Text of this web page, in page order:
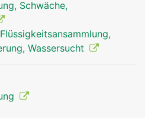
Schwäche,
Wassersucht